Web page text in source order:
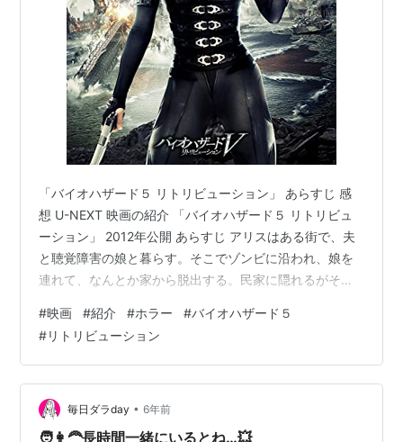
「バイオハザード５ リトリビューション」 あらすじ 感
想 U-NEXT 映画の紹介 「バイオハザード５ リトリビュ
ーション」 2012年公開 あらすじ アリスはある街で、夫
と聴覚障害の娘と暮らす。そこでゾンビに沿われ、娘を
連れて、なんとか家から脱出する。民家に隠れるがそこ
ジナル。先ほどのはクローンの意識だった。研究所に捕
まり、そこにはジルが敵としてアリスを尋問する。そこ
から脱出するのだが、ドアを開けるとそこには東京の街
並みが広がる。逃げるとまた施設内に戻る。 バイオハザ
ードＶ リトリビューション (吹替版) 発売日: 2013/11/26
メ…
#映画 #紹介 #ホラー #バイオハザード５
#リトリビューション
毎日ダラday • 6年前
🧑👩‍🦰長時間一緒にいるとね…💥